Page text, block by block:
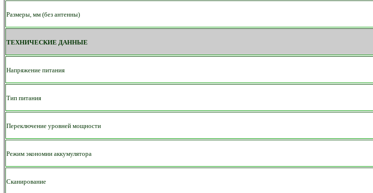
Размеры, мм (без антенны)
ТЕХНИЧЕСКИЕ ДАННЫЕ
Напряжение питания
Тип питания
Переключение уровней мощности
Режим экономии аккумулятора
Сканирование